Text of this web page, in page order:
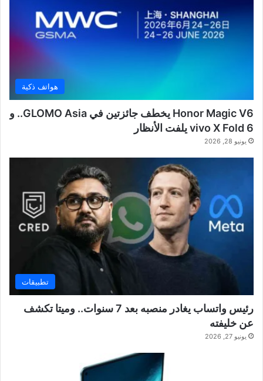
هواتف ذكية
Honor Magic V6 يخطف جائزتين في GLOMO Asia.. و
vivo X Fold 6 يلفت الأنظار
يونيو 28, 2026
تطبيقات
رئيس واتساب يغادر منصبه بعد 7 سنوات.. وميتا تكشف
عن خليفته
يونيو 27, 2026